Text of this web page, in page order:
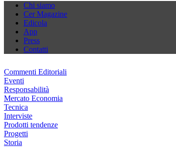
Chi siamo
Cer Magazine
Edicola
App
Press
Contatti
Commenti Editoriali
Eventi
Responsabilità
Mercato Economia
Tecnica
Interviste
Prodotti tendenze
Progetti
Storia